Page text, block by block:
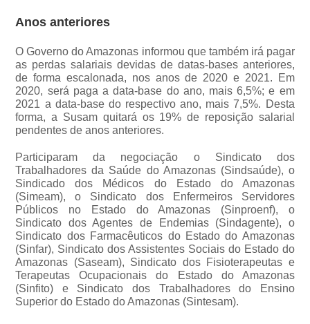
Anos anteriores
O Governo do Amazonas informou que também irá pagar
as perdas salariais devidas de datas-bases anteriores,
de forma escalonada, nos anos de 2020 e 2021. Em
2020, será paga a data-base do ano, mais 6,5%; e em
2021 a data-base do respectivo ano, mais 7,5%. Desta
forma, a Susam quitará os 19% de reposição salarial
pendentes de anos anteriores.
Participaram da negociação o Sindicato dos
Trabalhadores da Saúde do Amazonas (Sindsaúde), o
Sindicado dos Médicos do Estado do Amazonas
(Simeam), o Sindicato dos Enfermeiros Servidores
Públicos no Estado do Amazonas (Sinproenf), o
Sindicato dos Agentes de Endemias (Sindagente), o
Sindicato dos Farmacêuticos do Estado do Amazonas
(Sinfar), Sindicato dos Assistentes Sociais do Estado do
Amazonas (Saseam), Sindicato dos Fisioterapeutas e
Terapeutas Ocupacionais do Estado do Amazonas
(Sinfito) e Sindicato dos Trabalhadores do Ensino
Superior do Estado do Amazonas (Sintesam).